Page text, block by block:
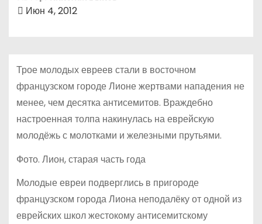
Июн 4, 2012
Трое молодых евреев стали в восточном
французском городе Лионе жертвами нападения не
менее, чем десятка антисемитов. Враждебно
настроенная толпа накинулась на еврейскую
молодёжь с молотками и железными прутьями.
Фото. Лион, старая часть года
Молодые евреи подверглись в пригороде
французском города Лиона неподалёку от одной из
еврейских школ жестокому антисемитскому